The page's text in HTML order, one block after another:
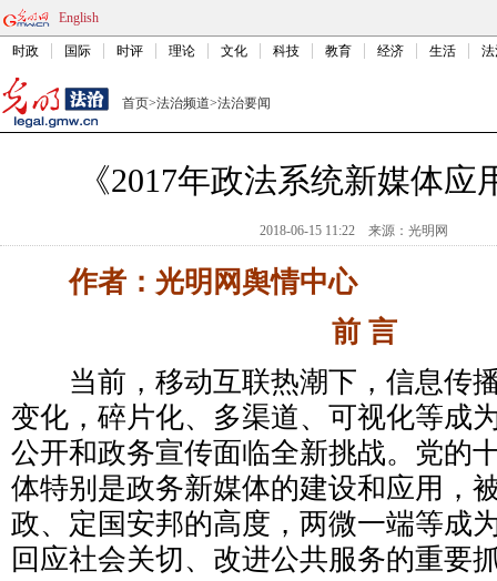
English
时政 国际 时评 理论 文化 科技 教育 经济 生活
首页>法治频道>法治要闻
《2017年政法系统新媒体应
2018-06-15 11:22 来源： 光明网
作者：光明网舆情中心
前 言
当前，移动互联热潮下，信息传
变化，碎片化、多渠道、可视化等成
公开和政务宣传面临全新挑战。党的
体特别是政务新媒体的建设和应用，
政、定国安邦的高度，两微一端等成
回应社会关切、改进公共服务的重要